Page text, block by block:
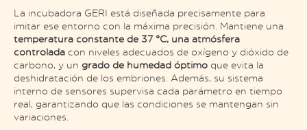
La incubadora GERI está diseñada precisamente para
imitar ese entorno con la máxima precisión. Mantiene una
temperatura constante de 37 °C, una atmósfera
controlada con niveles adecuados de oxígeno y dióxido de
carbono, y un grado de humedad óptimo que evita la
deshidratación de los embriones. Además, su sistema
interno de sensores supervisa cada parámetro en tiempo
real, garantizando que las condiciones se mantengan sin
variaciones.